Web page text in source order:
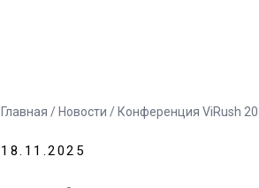
Главная / Новости / Конференция ViRush
18.11.2025